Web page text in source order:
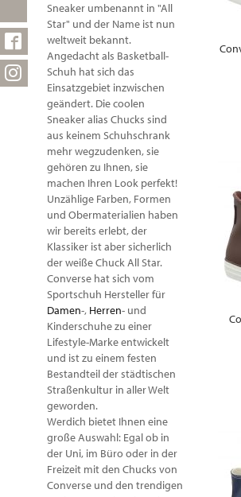
Sneaker umbenannt in "All
Star" und der Name ist nun
weltweit bekannt.
Angedacht als Basketball-
Schuh hat sich das
Einsatzgebiet inzwischen
geändert. Die coolen
Sneaker alias Chucks sind
aus keinem Schuhschrank
mehr wegzudenken, sie
gehören zu Ihnen, sie
machen Ihren Look perfekt!
Unzählige Farben, Formen
und Obermaterialien haben
wir bereits erlebt, der
Klassiker ist aber sicherlich
der weiße Chuck All Star.
Converse hat sich vom
Sportschuh Hersteller für
Damen-, Herren- und
Kinderschuhe zu einer
Lifestyle-Marke entwickelt
und ist zu einem festen
Bestandteil der städtischen
Straßenkultur in aller Welt
geworden.
Werdich bietet Ihnen eine
große Auswahl: Egal ob in
der Uni, im Büro oder in der
Freizeit mit den Chucks von
Converse und den trendigen